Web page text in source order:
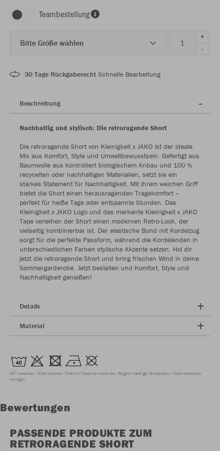
Teambestellung
Bitte Größe wählen
+
-
30 Tage Rückgaberecht Schnelle Bearbeitung
Beschreibung
Nachhaltig und stylisch: Die retroragende Short
Die retroragende Short von Kleinigkeit x JAKO ist der ideale
Mix aus Komfort, Style und Umweltbewusstsein. Gefertigt aus
Baumwolle aus kontrolliert biologischem Anbau und 100 %
recycelten oder nachhaltigen Materialien, setzt sie ein
starkes Statement für Nachhaltigkeit. Mit ihrem weichen Griff
bietet die Short einen herausragenden Tragekomfort –
perfekt für heiße Tage oder entspannte Stunden. Das
Kleinigkeit x JAKO Logo und das markante Kleinigkeit x JAKO
Tape verleihen der Short einen modernen Retro-Look, der
vielseitig kombinierbar ist. Der elastische Bund mit Kordelzug
sorgt für die perfekte Passform, während die Kordelenden in
unterschiedlichen Farben stylische Akzente setzen. Hol dir
jetzt die retroragende Short und bring frischen Wind in deine
Sommergarderobe. Jetzt bestellen und Komfort, Style und
Nachhaltigkeit genießen!
Details
Material
40° waschen Nicht chloren Nicht im Trockner trocknen Bügeln niedrige Temperatur Nicht chemisch
reinigen
Bewertungen
PASSENDE PRODUKTE ZUM
RETRORAGENDE SHORT